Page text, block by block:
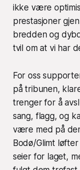
ikke være
prestasjoner
bredden og
tvil om at vi har
For oss
på tribunen,
trenger for å
sang, flagg, og
være med på
Bodø/Glimt
seier for laget,